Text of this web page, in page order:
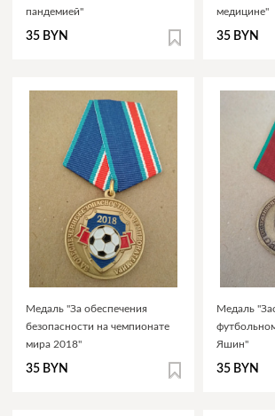
пандемией"
35 BYN
медицине"
35 BYN
Медаль "За обеспечения
безопасности на чемпионате
мира 2018"
35 BYN
Медаль
Яшин"
35 BYN